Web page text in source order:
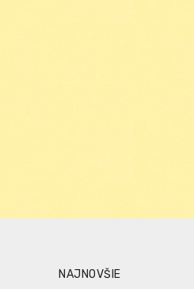
NAJNOVŠIE